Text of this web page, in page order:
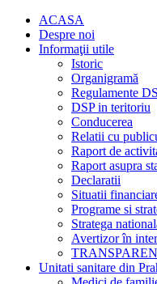
ACASA
Despre noi
Informaţii utile
Istoric
Organigramă
Regulamente
DSP in teritoriu
Conducerea
Relatii cu
Raport de
Raport asupra
Declaratii
Situatii
Programe si
Stratega
Avertizor în
Unitati sanitare din